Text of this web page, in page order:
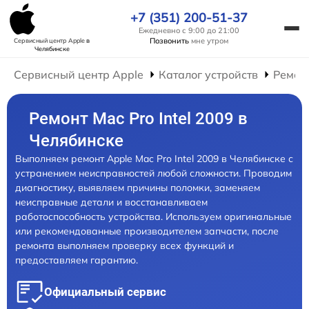
Сервисный центр Appleв
Челябинске
+7 (351) 200-51-37
Ежедневно с 9:00 до 21:00
Позвонить мне утром
Сервисный центр Apple Каталог устройств
Ремонт Mac Pro Intel 2009 в
Челябинске
Выполняем ремонт Apple Mac Pro Intel 2009 в Челябинске с
устранением неисправностей любой сложности. Проводим
диагностику, выявляем причины поломки, заменяем
неисправные детали и восстанавливаем
работоспособность устройства. Используем оригинальные
или рекомендованные производителем запчасти, после
ремонта выполняем проверку всех функций и
предоставляем гарантию.
Официальный сервис